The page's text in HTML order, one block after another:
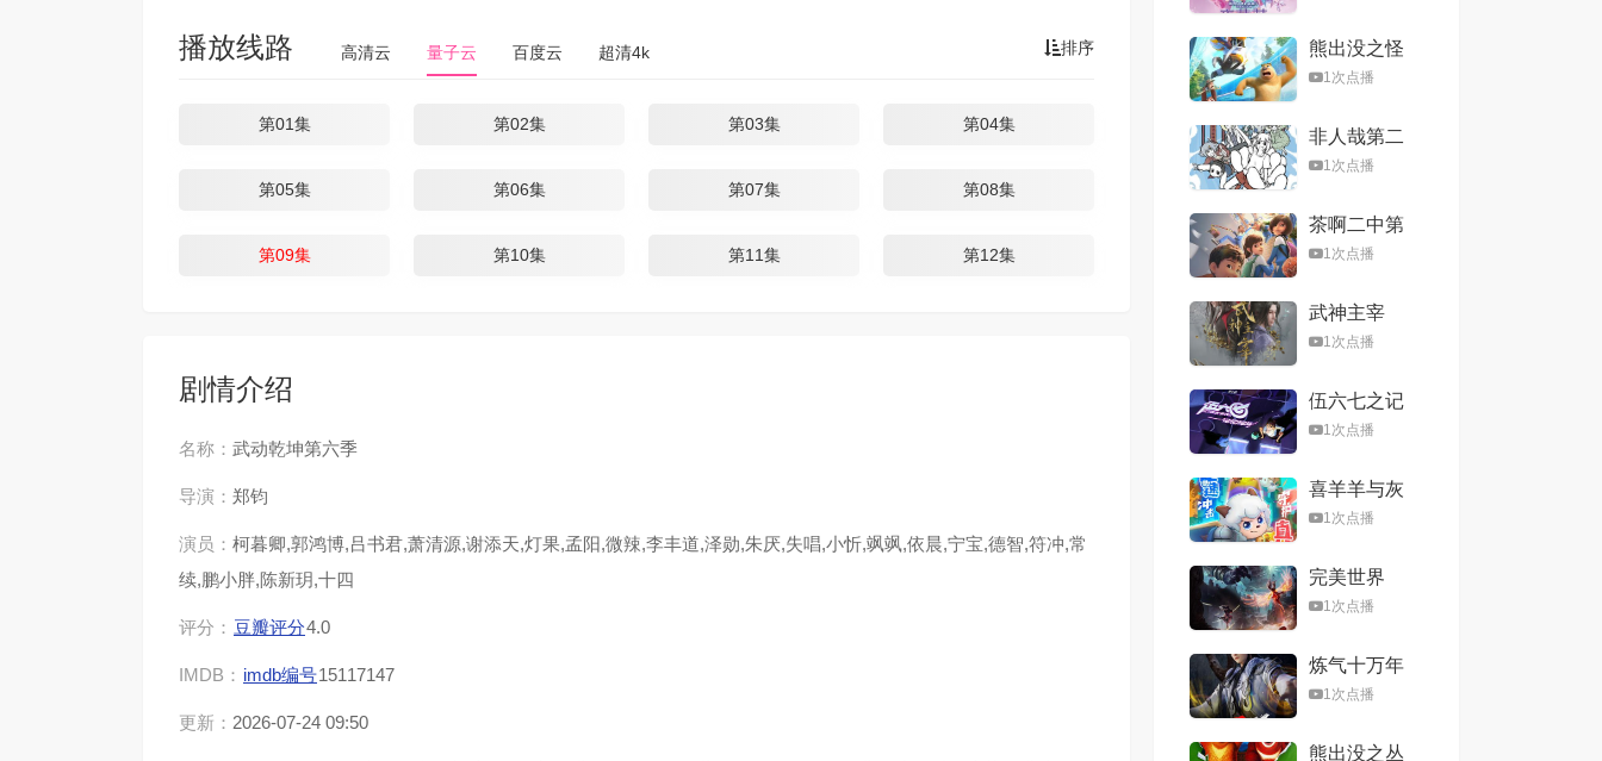
排序
播放线路 高清云 量子云 百度云 超清4k
第01集 第02集 第03集 第04集
第05集 第06集 第07集 第08集
第09集 第10集 第11集 第12集
剧情介绍
名称： 武动乾坤第六季
导演： 郑钧
演员： 柯暮卿,郭鸿博,吕书君,萧清源,谢添天,灯果,孟阳,微辣,李丰道,泽勋,朱厌,失唱,小忻,飒飒,依晨,宁宝,德智,符冲,常
续,鹏小胖,陈新玥,十四
评分： 豆瓣评分4.0
IMDB： imdb编号15117147
更新： 2026-07-24 09:50
熊出没之怪
兽计划
1次点播
非人哉第二
季1次点播
茶啊二中第
五季1次点播
武神主宰
1次点播
伍六七之记
忆碎片
1次点播
喜羊羊与灰
太狼之心世
1次点播
完美世界
1次点播
炼气十万年
1次点播
熊出没之丛